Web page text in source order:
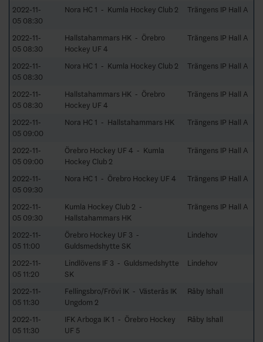
2022-11-
05 08:30
Nora HC 1 - Kumla Hockey Club 2 Trängens IP Hall A
2022-11-
05 08:30
Hallstahammars HK - Örebro
Hockey UF 4
Trängens IP Hall A
2022-11-
05 08:30
Nora HC 1 - Kumla Hockey Club 2 Trängens IP Hall A
2022-11-
05 08:30
Hallstahammars HK - Örebro
Hockey UF 4
Trängens IP Hall A
2022-11-
05 09:00
Nora HC 1 - Hallstahammars HK Trängens IP Hall A
2022-11-
05 09:00
Örebro Hockey UF 4 - Kumla
Hockey Club 2
Trängens IP Hall A
2022-11-
05 09:30
Nora HC 1 - Örebro Hockey UF 4 Trängens IP Hall A
2022-11-
05 09:30
Kumla Hockey Club 2 -
Hallstahammars HK
Trängens IP Hall A
2022-11-
05 11:00
Örebro Hockey UF 3 -
Guldsmedshytte SK
Lindehov
2022-11-
05 11:20
Lindlövens IF 3 - Guldsmedshytte
SK
Lindehov
2022-11-
05 11:30
Fellingsbro/Frövi IK - Västerås IK
Ungdom 2
Råby Ishall
2022-11-
05 11:30
IFK Arboga IK 1 - Örebro Hockey
UF 5
Råby Ishall